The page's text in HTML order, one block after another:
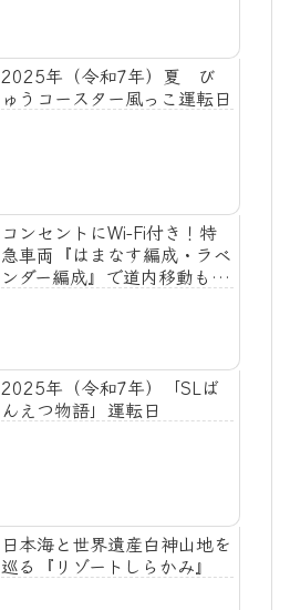
2025年（令和7年）夏 び
ゅうコースター風っこ運転日
コンセントにWi-Fi付き！特
急車両『はまなす編成・ラベ
ンダー編成』で道内移動も
2025年（令和7年）「SLば
んえつ物語」運転日
日本海と世界遺産白神山地を
巡る『リゾートしらかみ』